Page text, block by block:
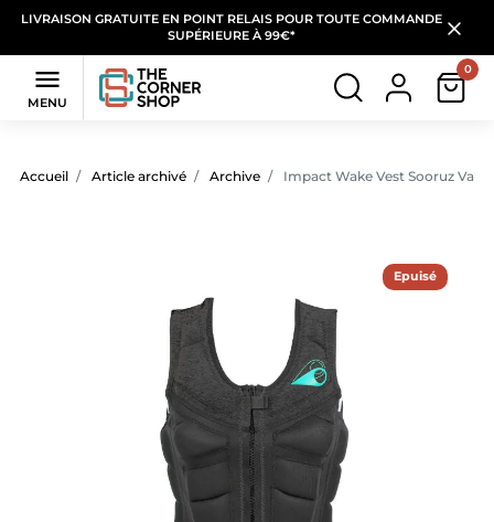
LIVRAISON GRATUITE EN POINT RELAIS POUR TOUTE COMMANDE
SUPÉRIEURE À 99€*

MENU
0
Accueil Article archivé Archive Impact Wake Vest Sooruz
Epuisé